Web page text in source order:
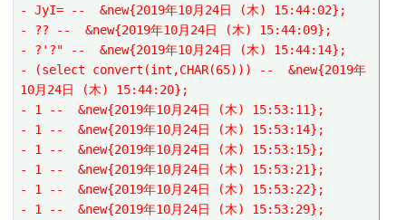
- JyI= --  &new{2019年10月24日 (木) 15:44:02};
- ?? --  &new{2019年10月24日 (木) 15:44:09};
- ?'?" --  &new{2019年10月24日 (木) 15:44:14};
- (select convert(int,CHAR(65))) --  &new{2019年
10月24日 (木) 15:44:20};
- 1 --  &new{2019年10月24日 (木) 15:53:11};
- 1 --  &new{2019年10月24日 (木) 15:53:14};
- 1 --  &new{2019年10月24日 (木) 15:53:15};
- 1 --  &new{2019年10月24日 (木) 15:53:21};
- 1 --  &new{2019年10月24日 (木) 15:53:22};
- 1 --  &new{2019年10月24日 (木) 15:53:29};